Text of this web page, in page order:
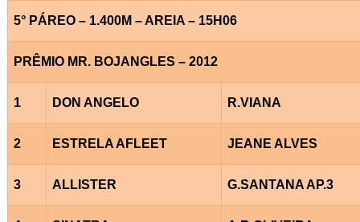
5° PÁREO – 1.400M – AREIA – 15H06
PRÊMIO MR. BOJANGLES – 2012
1 DON ANGELO R.VIANA
2 ESTRELA AFLEET JEANE ALVES
3 ALLISTER G.SANTANA AP.3